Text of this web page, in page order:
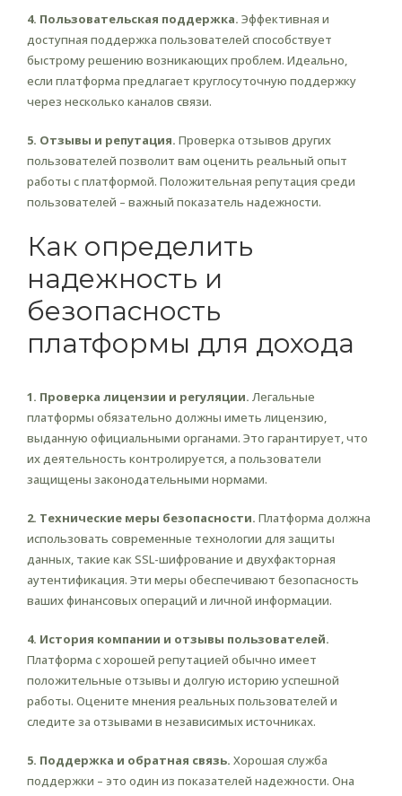
4. Пользовательская поддержка. Эффективная и
доступная поддержка пользователей способствует
быстрому решению возникающих проблем. Идеально,
если платформа предлагает круглосуточную поддержку
через несколько каналов связи.
5. Отзывы и репутация. Проверка отзывов других
пользователей позволит вам оценить реальный опыт
работы с платформой. Положительная репутация среди
пользователей – важный показатель надежности.
Как определить
надежность и
безопасность
платформы для дохода
1. Проверка лицензии и регуляции. Легальные
платформы обязательно должны иметь лицензию,
выданную официальными органами. Это гарантирует, что
их деятельность контролируется, а пользователи
защищены законодательными нормами.
2. Технические меры безопасности. Платформа должна
использовать современные технологии для защиты
данных, такие как SSL-шифрование и двухфакторная
аутентификация. Эти меры обеспечивают безопасность
ваших финансовых операций и личной информации.
4. История компании и отзывы пользователей.
Платформа с хорошей репутацией обычно имеет
положительные отзывы и долгую историю успешной
работы. Оцените мнения реальных пользователей и
следите за отзывами в независимых источниках.
5. Поддержка и обратная связь. Хорошая служба
поддержки – это один из показателей надежности. Она